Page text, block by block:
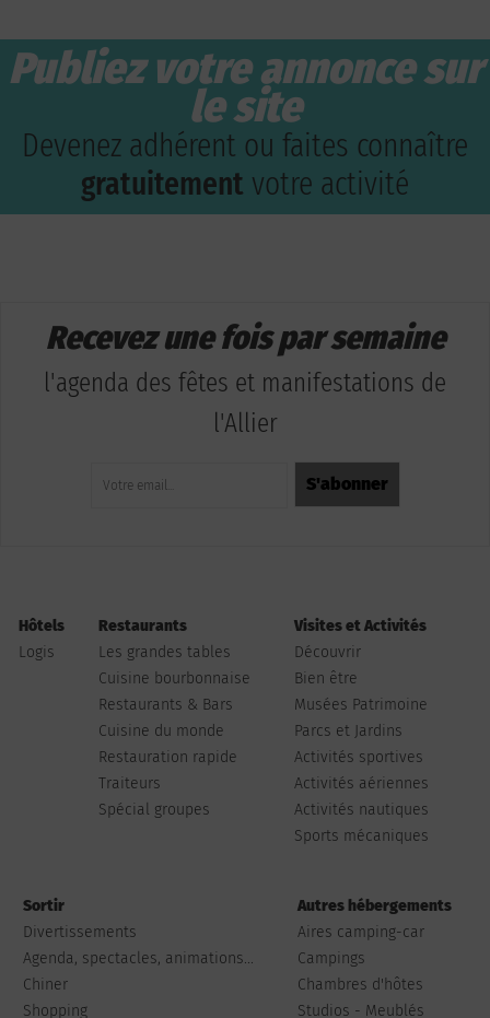
Publiez votre annonce sur
le site
Devenez adhérent ou faites connaître
gratuitement votre activité
Recevez une fois par semaine
l'agenda des fêtes et manifestations de
l'Allier
Hôtels
Logis
Restaurants
Les grandes tables
Cuisine bourbonnaise
Restaurants & Bars
Cuisine du monde
Restauration rapide
Traiteurs
Spécial groupes
Visites et Activités
Découvrir
Bien être
Musées Patrimoine
Parcs et Jardins
Activités sportives
Activités aériennes
Activités nautiques
Sports mécaniques
Sortir
Divertissements
Agenda, spectacles, animations...
Chiner
Shopping
Autres hébergements
Aires camping-car
Campings
Chambres d'hôtes
Studios - Meublés